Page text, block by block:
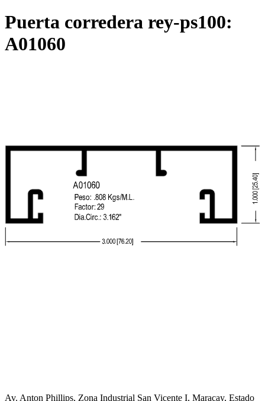
Puerta corredera rey-ps100:
A01060
Av. Anton Phillips, Zona Industrial San Vicente I, Maracay, Estado